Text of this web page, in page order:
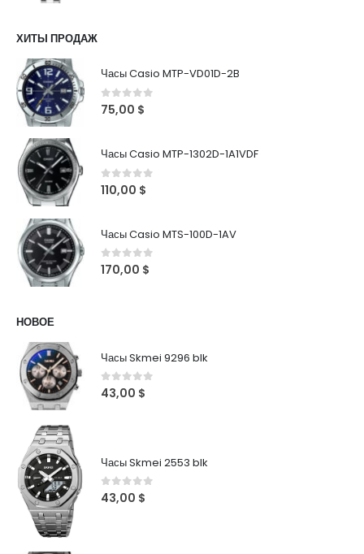
ХИТЫ ПРОДАЖ
Часы Casio MTP-VD01D-2B
0out of 5
75,00 $
Часы Casio MTP-1302D-1A1VDF
0out of 5
110,00 $
Часы Casio MTS-100D-1AV
0out of 5
170,00 $
НОВОЕ
Часы Skmei 9296 blk
0 out of 5
43,00 $
Часы Skmei 2553 blk
0 out of 5
43,00 $